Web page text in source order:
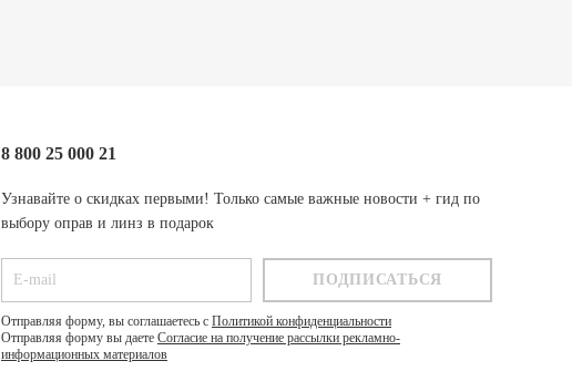
8 800 25 000 21
Узнавайте о скидках первыми! Только самые важные новости + гид по
выбору оправ и линз в подарок
Отправляя форму, вы соглашаетесь с Политикой конфиденциальности
Отправляя форму вы даете Согласие на получение рассылки рекламно-
информационных материалов